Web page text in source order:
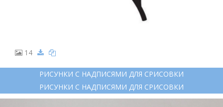
14
РИСУНКИ С НАДПИСЯМИ ДЛЯ СРИСОВКИ
РИСУНКИ С НАДПИСЯМИ ДЛЯ СРИСОВКИ